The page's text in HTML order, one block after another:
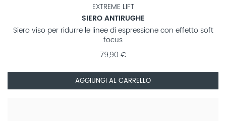
EXTREME LIFT
SIERO ANTIRUGHE
Siero viso per ridurre le linee di espressione con effetto soft
focus
79,90 €
AGGIUNGI AL CARRELLO